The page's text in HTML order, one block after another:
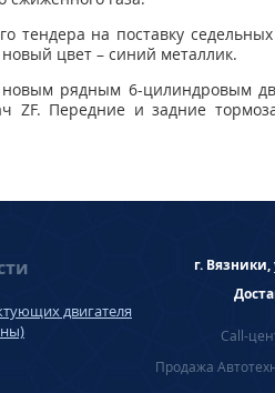
на поставку
цвет – синий металлик.
рядным 6-цилиндровым
ZF. Передние и задние
двигателя
г. Вязники,
Call-
Продажа